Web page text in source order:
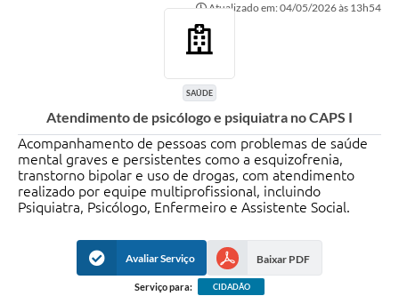
Ouvidoria
Audiências Públicas
Notícias
Atualizado em: 04/05/2026 às 13h54
SAÚDE
Atendimento de psicólogo e psiquiatra no CAPS I
Acompanhamento de pessoas com problemas de saúde
mental graves e persistentes como a esquizofrenia,
transtorno bipolar e uso de drogas, com atendimento
realizado por equipe multiprofissional, incluindo
Psiquiatra, Psicólogo, Enfermeiro e Assistente Social.
Avaliar Serviço Baixar PDF
Serviço para: CIDADÃO